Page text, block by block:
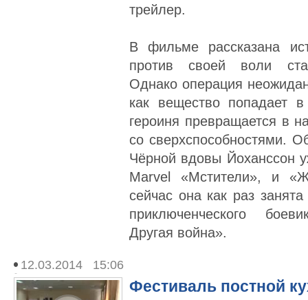
трейлер.
В фильме рассказана
против своей воли
Однако операция
как вещество попадает
героиня превращается в
со сверхспособностями.
Чёрной вдовы Йоханссон
Marvel «Мстители», и
сейчас она как раз
приключенческого
Другая война».
12.03.2014 15:06
Фестиваль постной